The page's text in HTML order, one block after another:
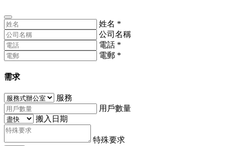
姓名 *
公司名稱
電話 *
電郵 *
需求
服務
用戶數量
搬入日期
特殊要求